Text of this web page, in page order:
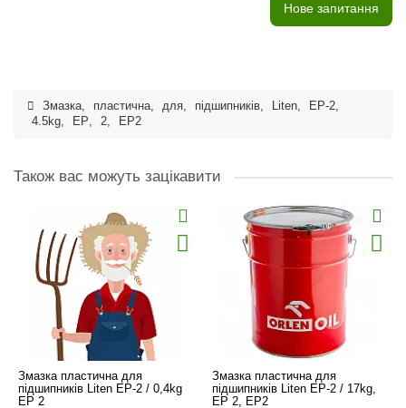
Нове запитання
Змазка, пластична, для, підшипників, Liten, EP-2,
4.5kg, EP, 2, EP2
Також вас можуть зацікавити
Змазка пластична для
підшипників Liten EP-2 / 0,4kg
EP 2
Змазка пластична для
підшипників Liten EP-2 / 17kg,
EP 2, EP2